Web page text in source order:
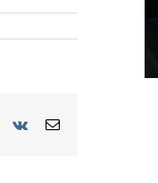
Pinterest
Vk Email